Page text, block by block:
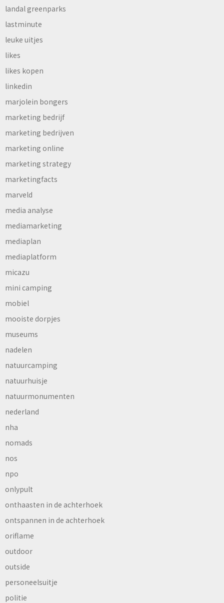
landal greenparks
lastminute
leuke uitjes
likes
likes kopen
linkedin
marjolein bongers
marketing bedrijf
marketing bedrijven
marketing online
marketing strategy
marketingfacts
marveld
media analyse
mediamarketing
mediaplan
mediaplatform
micazu
mini camping
mobiel
mooiste dorpjes
museums
nadelen
natuurcamping
natuurhuisje
natuurmonumenten
nederland
nha
nomads
nos
npo
onlypult
onthaasten in de achterhoek
ontspannen in de achterhoek
oriflame
outdoor
outside
personeelsuitje
politie